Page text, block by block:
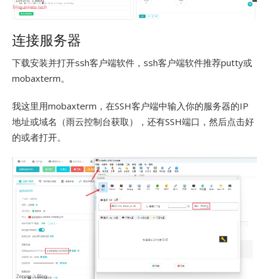
连接服务器
下载安装并打开ssh客户端软件，ssh客户端软件推荐putty或
mobaxterm。
我这里用mobaxterm，在SSH客户端中输入你的服务器的IP
地址或域名（雨云控制台获取），还有SSH端口，然后点击好
的或者打开。